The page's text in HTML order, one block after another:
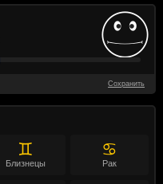
Сохранить
♊
Близнецы
♋
Рак